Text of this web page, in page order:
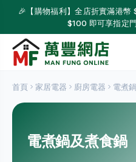
🎉【購物福利】全店折實滿港
$100 即可享指定
首頁 家居電器 廚房電器 電煮
電煮鍋及煮食鍋